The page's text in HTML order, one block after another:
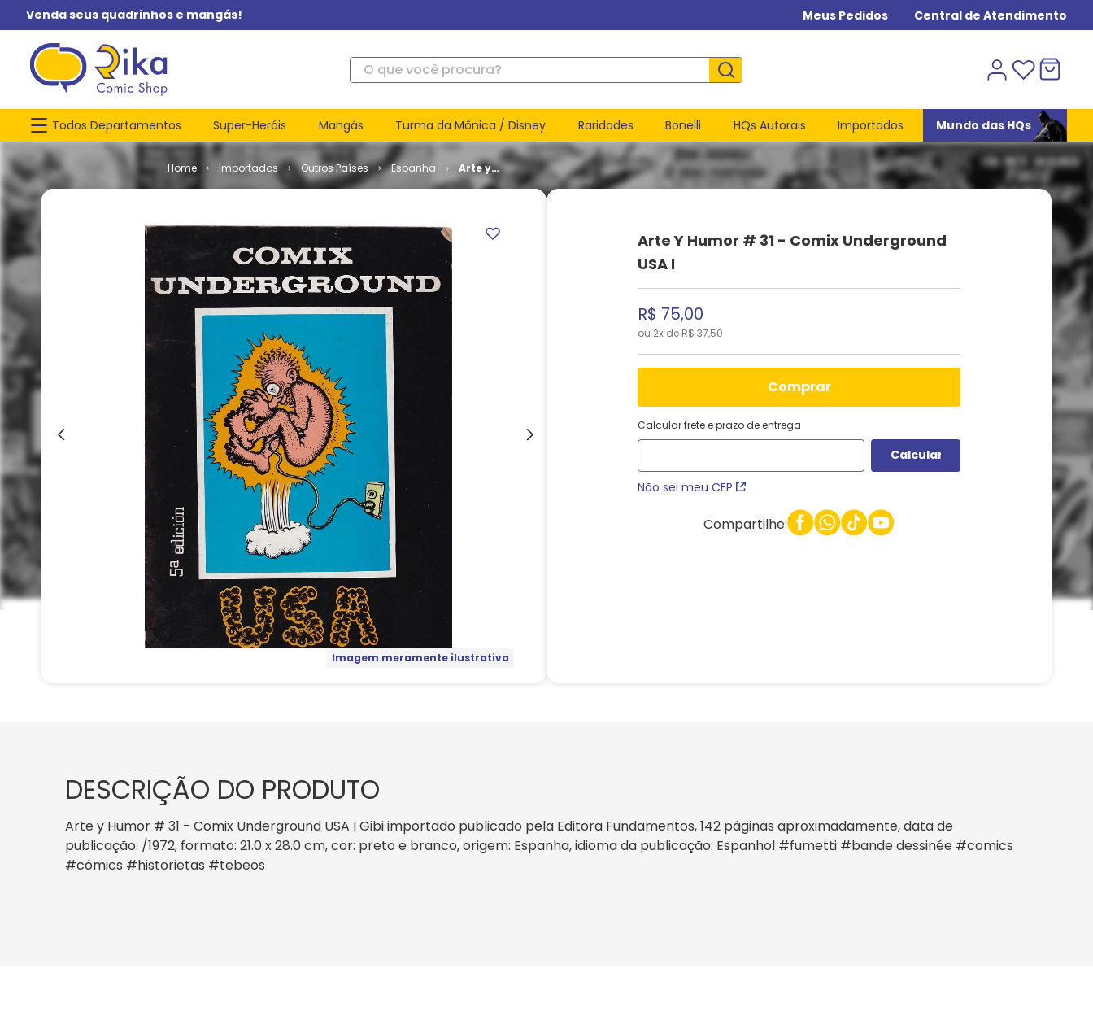
Venda seus quadrinhos e mangás! Meus Pedidos Central de Atendimento
O que você procura?
Todos Departamentos Super-Heróis Mangás Turma da Mônica / Disney Raridades Bonelli HQs Autorais Importados Mundo das HQs
Importados Outros Países Espanha
Arte y
Humor #
Imagem meramente ilustrativa
Arte Y Humor # 31 - Comix Underground
USA I
R$ 75,00
ou 2x de R$ 37,50
comprar
Calcular frete e prazo de entrega
Não sei meu CEP
Compartilhe:
DESCRIÇÃO DO PRODUTO
Arte y Humor # 31 - Comix Underground USA I Gibi importado publicado pela Editora Fundamentos, 142 páginas aproximadamente, data de
publicação: /1972, formato: 21.0 x 28.0 cm, cor: preto e branco, origem: Espanha, idioma da publicação: Espanhol #fumetti #bande dessinée #comics
#cómics #historietas #tebeos